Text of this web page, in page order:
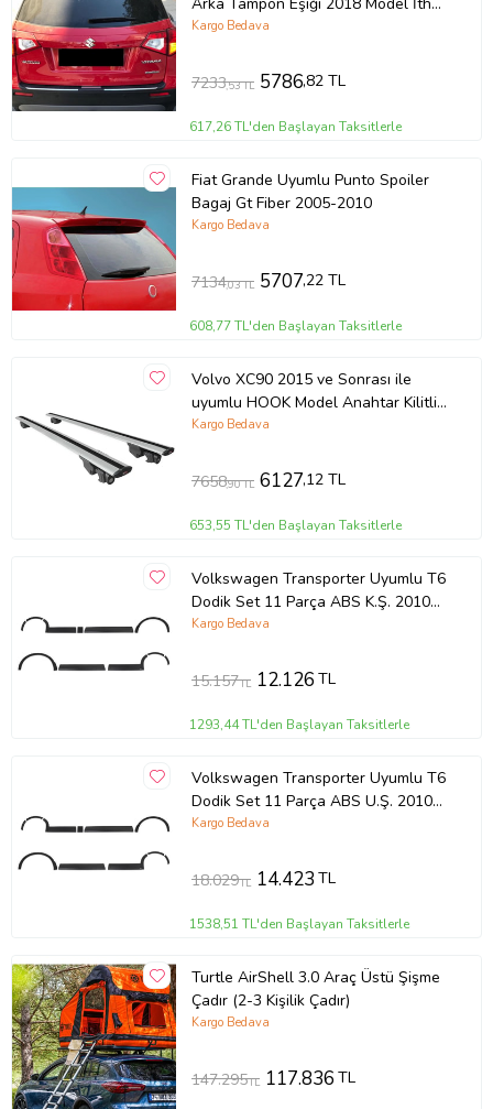
Üründür
Kargo Bedava
7233,53 TL 5786,82 TL
617,26 TL'den Başlayan Taksitlerle
Fiat Grande Uyumlu Punto Spoiler
Bagaj Gt Fiber 2005-2010
Kargo Bedava
7134,03 TL 5707,22 TL
608,77 TL'den Başlayan Taksitlerle
Volvo XC90 2015 ve Sonrası ile
uyumlu HOOK Model Anahtar Kilitli
Ara Atkı Tavan Barı GRİ
Kargo Bedava
7658,90 TL 6127,12 TL
653,55 TL'den Başlayan Taksitlerle
Volkswagen Transporter Uyumlu T6
Dodik Set 11 Parça ABS K.Ş. 2010
2014 Model Aras
Kargo Bedava
15.157TL 12.126TL
1293,44 TL'den Başlayan Taksitlerle
Volkswagen Transporter Uyumlu T6
Dodik Set 11 Parça ABS U.Ş. 2010
2014 Model Arası
Kargo Bedava
18.029TL 14.423TL
1538,51 TL'den Başlayan Taksitlerle
Turtle AirShell 3.0 Araç Üstü Şişme
Çadır (2-3 Kişilik Çadır)
Kargo Bedava
147.295TL 117.836TL